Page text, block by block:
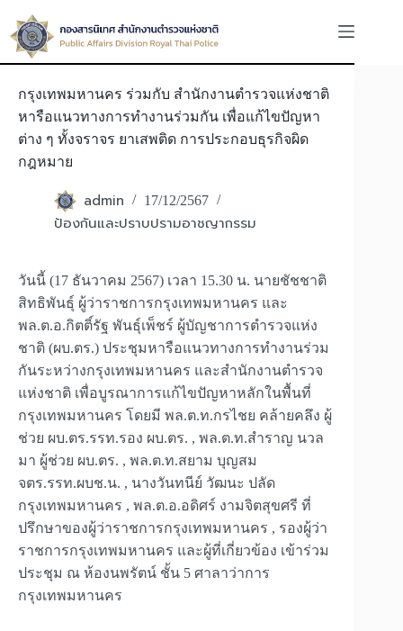
to
content
กรุงเทพมหานคร ร่วมกับ สำนักงานตำรวจแห่งชาติ
หารือแนวทางการทำงานร่วมกัน เพื่อแก้ไขปัญหา
ต่าง ๆ ทั้งจราจร ยาเสพติด การประกอบธุรกิจผิด
กฎหมาย
admin 17/12/2567
ป้องกันและปราบปรามอาชญากรรม
วันนี้ (17 ธันวาคม 2567) เวลา 15.30 น. นายชัชชาติ
สิทธิพันธุ์ ผู้ว่าราชการกรุงเทพมหานคร และ
พล.ต.อ.กิตติ์รัฐ พันธุ์เพ็ชร์ ผู้บัญชาการตำรวจแห่ง
ชาติ (ผบ.ตร.) ประชุมหารือแนวทางการทำงานร่วม
กันระหว่างกรุงเทพมหานคร และสำนักงานตำรวจ
แห่งชาติ เพื่อบูรณาการแก้ไขปัญหาหลักในพื้นที่
กรุงเทพมหานคร โดยมี พล.ต.ท.กรไชย คล้ายคลึง ผู้
ช่วย ผบ.ตร.รรท.รอง ผบ.ตร. , พล.ต.ท.สำราญ นวล
มา ผู้ช่วย ผบ.ตร. , พล.ต.ท.สยาม บุญสม
จตร.รรท.ผบช.น. , นางวันทนีย์ วัฒนะ ปลัด
กรุงเทพมหานคร , พล.ต.อ.อดิศร์ งามจิตสุขศรี ที่
ปรึกษาของผู้ว่าราชการกรุงเทพมหานคร , รองผู้ว่า
ราชการกรุงเทพมหานคร และผู้ที่เกี่ยวข้อง เข้าร่วม
ประชุม ณ ห้องนพรัตน์ ชั้น 5 ศาลาว่าการ
กรุงเทพมหานคร